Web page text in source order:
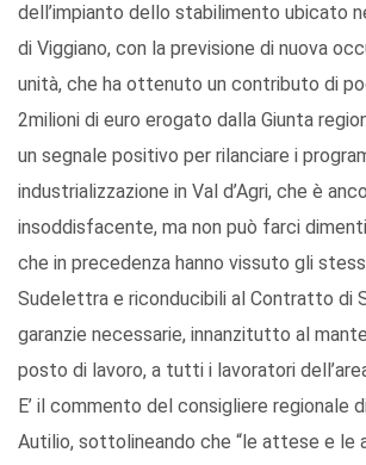
dell’impianto dello stabilimento ubicato
di Viggiano, con la previsione di nuova
unità, che ha ottenuto un contributo di
2milioni di euro erogato dalla Giunta
un segnale positivo per rilanciare i
industrializzazione in Val d’Agri, che è
insoddisfacente, ma non può farci
che in precedenza hanno vissuto gli
Sudelettra e riconducibili al Contratto di
garanzie necessarie, innanzitutto al
posto di lavoro, a tutti i lavoratori
E’ il commento del consigliere regionale
Autilio, sottolineando che “le attese e le